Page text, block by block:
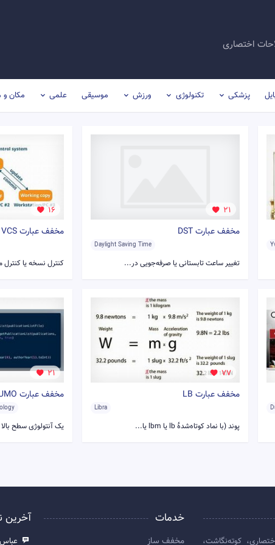
اختصاری
پزشکی تکنولوژی ورزش موسیقی علمی مکان
21
مخفف عبارت DST
Daylight Saving Time
تغییر ساعت تابستانی یا صرفه‌جویی در...
16
مخفف عبارت VCS
کنترل نسخه یا
77
مخفف عبارت LB
Libra
پوند (با نماد کوتاه‌شدهٔ lb یا lbm یا...
21
مخفف عبارت SUMO
یک آنتولوژی سطح
کوته‌نگاشت،
خدمات
مخفف ساز
آخرین